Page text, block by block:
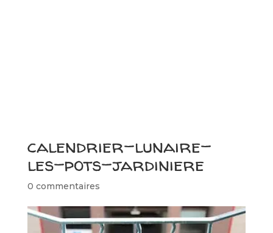
calendrier-lunaire-
les-pots-jardiniere
0 commentaires